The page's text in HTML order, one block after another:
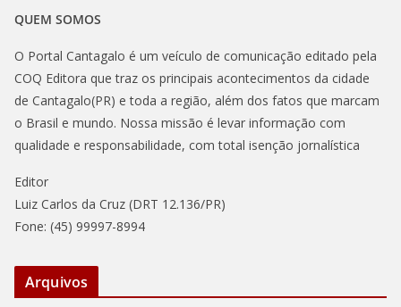
QUEM SOMOS
O Portal Cantagalo é um veículo de comunicação editado pela
COQ Editora que traz os principais acontecimentos da cidade
de Cantagalo(PR) e toda a região, além dos fatos que marcam
o Brasil e mundo. Nossa missão é levar informação com
qualidade e responsabilidade, com total isenção jornalística
Editor
Luiz Carlos da Cruz (DRT 12.136/PR)
Fone: (45) 99997-8994
Arquivos